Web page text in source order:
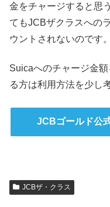
金をチャージすると思
てもJCBザクラスへの
ウントされないのです。
Suicaへのチャージ金
る方は利用方法を少し
JCBゴールド公
JCBザ・クラス